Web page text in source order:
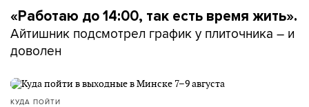
«Работаю до 14:00, так есть время жить».
Айтишник подсмотрел график у плиточника – и
доволен
КУДА ПОЙТИ